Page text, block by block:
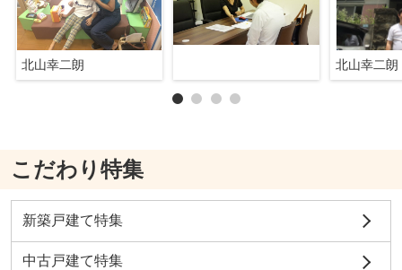
北山幸二朗 北山幸二朗
こだわり特集
新築戸建て特集
中古戸建て特集